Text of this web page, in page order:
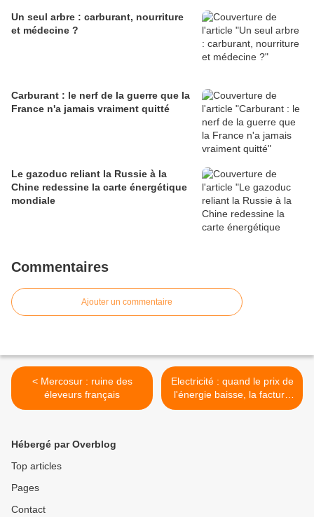
Un seul arbre : carburant, nourriture
et médecine ?
Carburant : le nerf de la guerre que la
France n'a jamais vraiment quitté
Le gazoduc reliant la Russie à la
Chine redessine la carte énergétique
mondiale
Commentaires
Ajouter un commentaire
< Mercosur : ruine des
éleveurs français
Electricité : quand le prix de
l'énergie baisse, la facture
augmente ! >
Hébergé par Overblog
Top articles
Pages
Contact